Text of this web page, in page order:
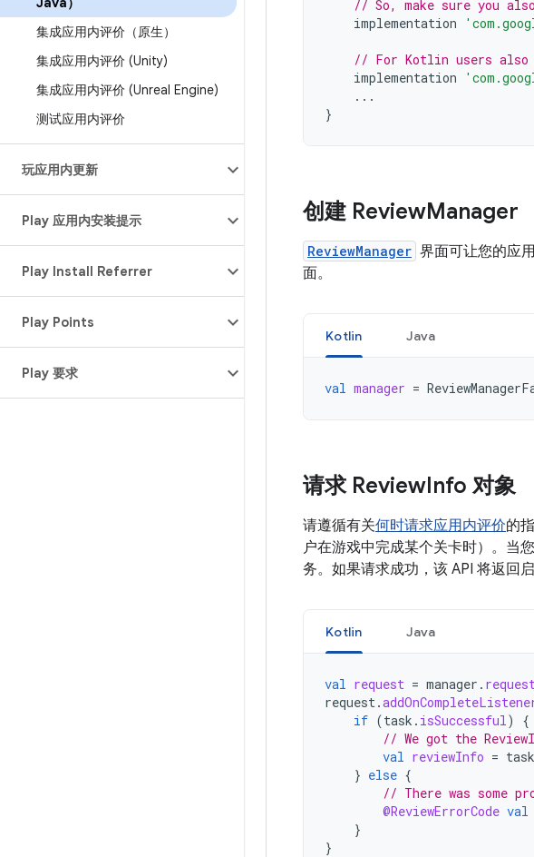
集成应用内评价（原生）
集成应用内评价 (Unity)
集成应用内评价 (Unreal Engine)
测试应用内评价
玩应用内更新
Play 应用内安装提示
Play Install Referrer
Play Points
Play 要求
// So, make sure you
implementation
// For Kotlin users also
implementation
...
}
创建 ReviewManager
ReviewManager 界面可让您的应
面。
Kotlin Java
val manager =
请求 ReviewInfo 对象
请遵循有关何时请求应用内评价的
户在游戏中完成某个关卡时）。当
务。如果请求成功，该 API 将返回
Kotlin Java
val request = manager .
request.
if (task . isSuccessful)
{
// We got the
val reviewInfo = task
} else {
// There was some
@ReviewErrorCode val
}
}